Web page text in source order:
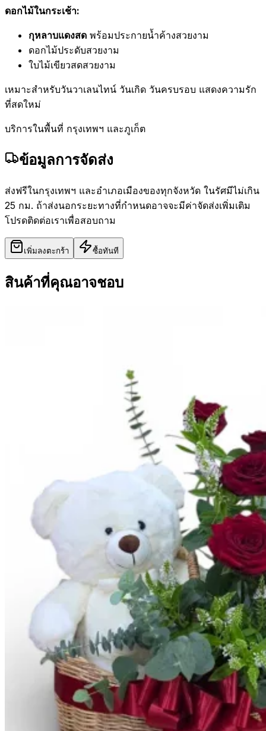
ดอกไม้ในกระเช้า:
กุหลาบแดงสด พร้อมประกายน้ำค้างสวยงาม
ดอกไม้ประดับสวยงาม
ใบไม้เขียวสดสวยงาม
เหมาะสำหรับวันวาเลนไทน์ วันเกิด วันครบรอบ แสดงความรัก
ที่สดใหม่
บริการในพื้นที่ กรุงเทพฯ และภูเก็ต
ข้อมูลการจัดส่ง
ส่งฟรีในกรุงเทพฯ และอำเภอเมืองของทุกจังหวัด ในรัศมีไม่เกิน
25 กม. ถ้าส่งนอกระยะทางที่กำหนดอาจจะมีค่าจัดส่งเพิ่มเติม
โปรดติดต่อเราเพื่อสอบถาม
เพิ่มลงตะกร้า ซื้อทันที
สินค้าที่คุณอาจชอบ